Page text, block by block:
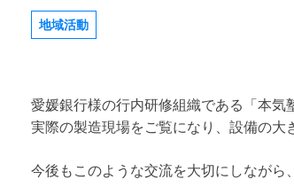
地域活動
愛媛銀行様の行内研修組織である「本気
実際の製造現場をご覧になり、設備の大
今後もこのような交流を大切にしながら